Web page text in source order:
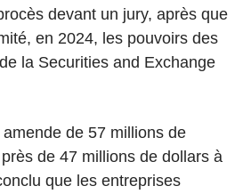
devant un jury, après que
en 2024, les pouvoirs des
la Securities and Exchange
de 57 millions de
de 47 millions de dollars à
que les entreprises